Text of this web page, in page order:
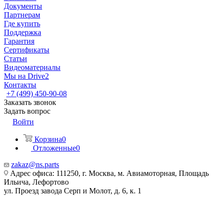
Документы
Партнерам
Где купить
Поддержка
Гарантия
Сертификаты
Статьи
Видеоматериалы
Мы на Drive2
Контакты
+7 (499) 450-90-08
Заказать звонок
Задать вопрос
Войти
Корзина0
Отложенные0
zakaz@ns.parts
Адрес офиса: 111250, г. Москва, м. Авиамоторная, Площадь
Ильича, Лефортово
ул. Проезд завода Серп и Молот, д. 6, к. 1